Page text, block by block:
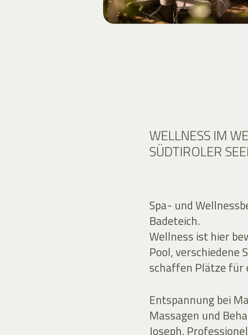
WELLNESS IM
SÜDTIROLER
Spa- und
Badeteich.
Wellness ist hier
Pool, verschiedene
schaffen Plätze für
Entspannung bei
Massagen und
Joseph.